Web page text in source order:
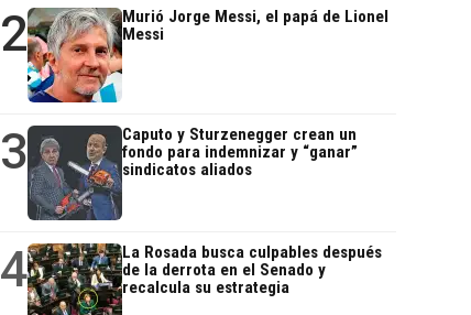
2
Murió Jorge Messi, el papá de Lionel
Messi
3
Caputo y Sturzenegger crean un
fondo para indemnizar y “ganar”
sindicatos aliados
4
La Rosada busca culpables después
de la derrota en el Senado y
recalcula su estrategia